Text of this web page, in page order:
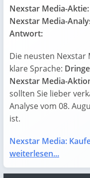
Nexstar Media-
Nexstar Media-
Antwort:
Die neusten Nexstar
klare Sprache:
Nexstar Media-
sollten Sie lieber
Analyse vom 08.
ist.
Nexstar Media:
weiterlesen...